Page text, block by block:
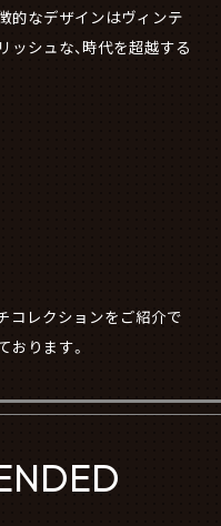
的なデザインはヴィンテ
シュな、時代を超越する
コレクションをご紹介で
ります。